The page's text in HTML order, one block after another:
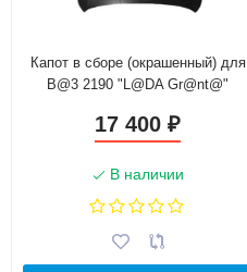
Капот в сборе (окрашенный) для
B@3 2190 "L@DA Gr@nt@"
17 400₽
В наличии